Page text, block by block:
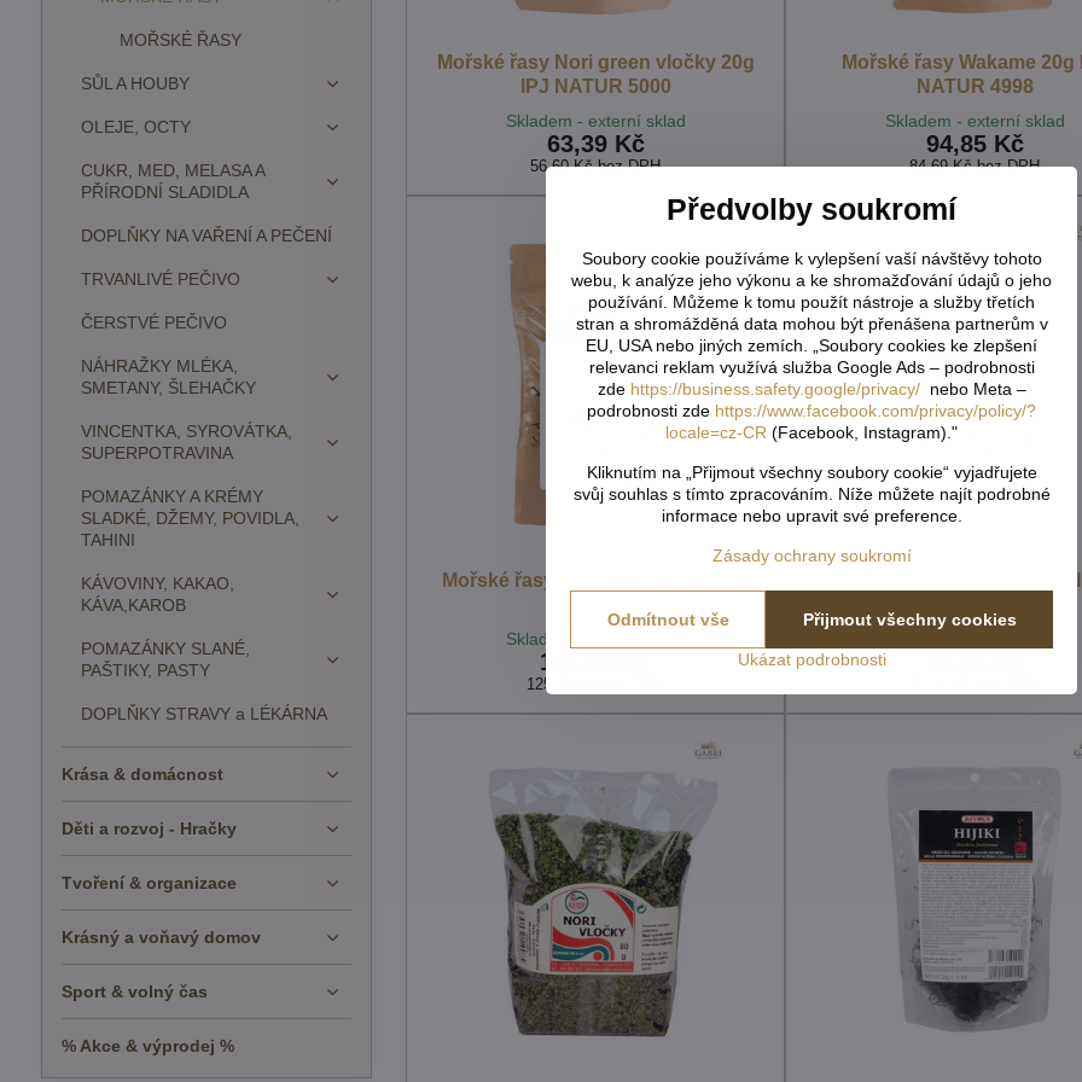
Mořské řasy Nori green vločky 20g
IPJ NATUR 5000
Skladem - externí sklad
63,39 Kč
56,60 Kčbez DPH
Mořské řasy Wakame 20g
NATUR 4998
Skladem - externí sklad
94,85 Kč
84,69 Kčbez DPH
Mořské řasy Hijiki 20g IPJ NATUR
Skladem - externí sklad
141,04 Kč
125,93 Kč
Mořské řasy Arame 20g IPJ
MOŘSKÉ ŘASY
SŮL A HOUBY
OLEJE, OCTY
CUKR, MED, MELASA A
PŘÍRODNÍ SLADIDLA
DOPLŇKY NA VAŘENÍ A PEČENÍ
TRVANLIVÉ PEČIVO
ČERSTVÉ PEČIVO
NÁHRAŽKY MLÉKA,
SMETANY, ŠLEHAČKY
VINCENTKA, SYROVÁTKA,
SUPERPOTRAVINA
POMAZÁNKY A KRÉMY
SLADKÉ, DŽEMY, POVIDLA,
TAHINI
KÁVOVINY, KAKAO,
KÁVA,KAROB
POMAZÁNKY SLANÉ,
PAŠTIKY, PASTY
DOPLŇKY STRAVY a LÉKÁRNA
Krása & domácnost
Děti a rozvoj - Hračky
Tvoření & organizace
Krásný a voňavý domov
Sport & volný čas
% Akce & výprodej %
Předvolby soukromí
Soubory cookie používáme k vylepšení vaší návštěvy tohoto
webu, k analýze jeho výkonu a ke shromažďování údajů o jeho
používání. Můžeme k tomu použít nástroje a služby třetích
stran a shromážděná data mohou být přenášena partnerům v
EU, USA nebo jiných zemích. „Soubory cookies ke zlepšení
relevanci reklam využívá služba Google Ads – podrobnosti
zde https://business.safety.google/privacy/nebo Meta –
podrobnosti zde https://www.facebook.com/privacy/policy/?
locale=cz-CR (Facebook, Instagram)."
Kliknutím na „Přijmout všechny soubory cookie“ vyjadřujete
svůj souhlas s tímto zpracováním. Níže můžete najít podrobné
informace nebo upravit své preference.
Zásady ochrany soukromí
Ukázat podrobnosti
Přijmout všechny cookies
Odmítnout vše